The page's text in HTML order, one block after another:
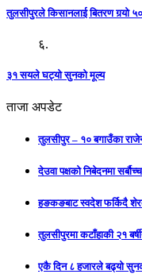
तुलसीपुरले किसानलाई बितरण गर्‍यो
६.
३१ सयले घट्यो सुनको मूल्य
ताजा अपडेट
तुलसीपुर – १० बगाउँका
देउवा पक्षको निबेदनमा
हङकङबाट स्वदेश फर्किदै
तुलसीपुरमा कटाँहाकी २१
एकै दिन ८ हजारले बढ्यो